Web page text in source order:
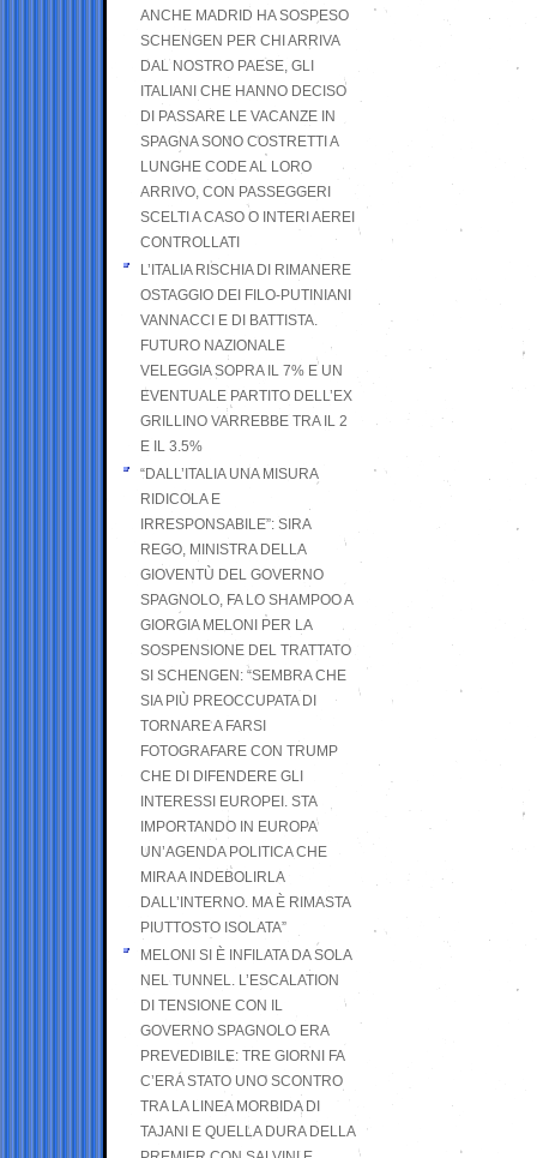
ANCHE MADRID HA SOSPESO
SCHENGEN PER CHI ARRIVA
DAL NOSTRO PAESE, GLI
ITALIANI CHE HANNO DECISO
DI PASSARE LE VACANZE IN
SPAGNA SONO COSTRETTI A
LUNGHE CODE AL LORO
ARRIVO, CON PASSEGGERI
SCELTI A CASO O INTERI AEREI
CONTROLLATI
L’ITALIA RISCHIA DI RIMANERE
OSTAGGIO DEI FILO-PUTINIANI
VANNACCI E DI BATTISTA.
FUTURO NAZIONALE
VELEGGIA SOPRA IL 7% E UN
EVENTUALE PARTITO DELL’EX
GRILLINO VARREBBE TRA IL 2
E IL 3.5%
“DALL’ITALIA UNA MISURA
RIDICOLA E
IRRESPONSABILE”: SIRA
REGO, MINISTRA DELLA
GIOVENTÙ DEL GOVERNO
SPAGNOLO, FA LO SHAMPOO A
GIORGIA MELONI PER LA
SOSPENSIONE DEL TRATTATO
SI SCHENGEN: “SEMBRA CHE
SIA PIÙ PREOCCUPATA DI
TORNARE A FARSI
FOTOGRAFARE CON TRUMP
CHE DI DIFENDERE GLI
INTERESSI EUROPEI. STA
IMPORTANDO IN EUROPA
UN’AGENDA POLITICA CHE
MIRA A INDEBOLIRLA
DALL’INTERNO. MA È RIMASTA
PIUTTOSTO ISOLATA”
MELONI SI È INFILATA DA SOLA
NEL TUNNEL. L’ESCALATION
DI TENSIONE CON IL
GOVERNO SPAGNOLO ERA
PREVEDIBILE: TRE GIORNI FA
C’ERA STATO UNO SCONTRO
TRA LA LINEA MORBIDA DI
TAJANI E QUELLA DURA DELLA